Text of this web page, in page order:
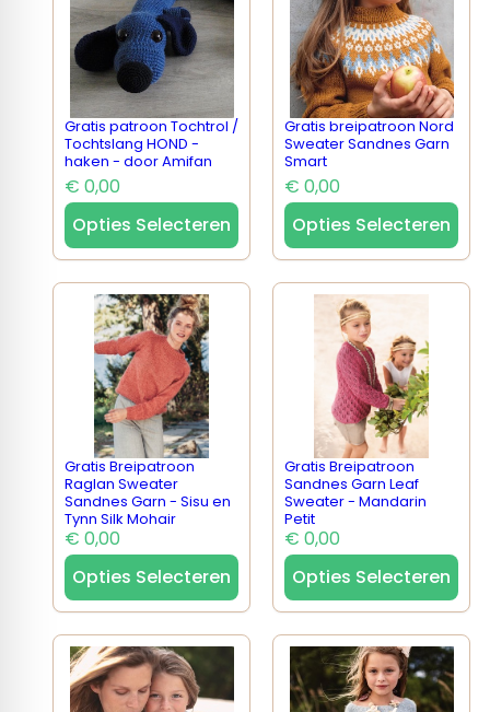
Gratis patroon Tochtrol /
Tochtslang HOND -
haken - door Amifan
€ 0,00
Opties Selecteren
Gratis breipatroon Nord
Sweater Sandnes Garn
Smart
€ 0,00
Opties Selecteren
Gratis Breipatroon
Raglan Sweater
Sandnes Garn - Sisu en
Tynn Silk Mohair
€ 0,00
Opties Selecteren
Gratis Breipatroon
Sandnes Garn Leaf
Sweater - Mandarin
Petit
€ 0,00
Opties Selecteren